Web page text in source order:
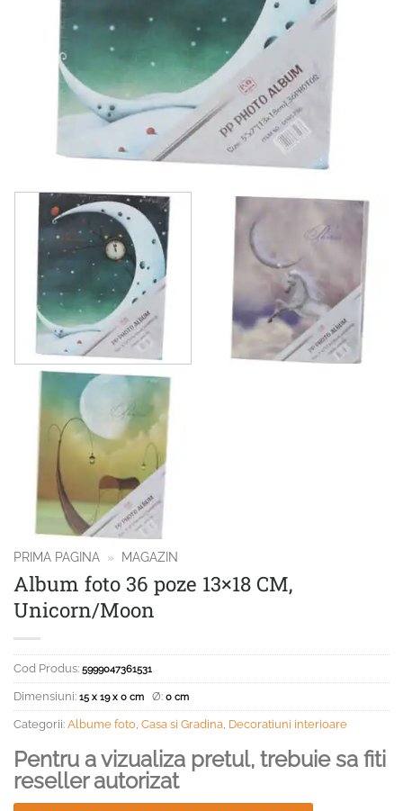
PRIMA PAGINA » MAGAZIN
Album foto 36 poze 13×18 CM,
Unicorn/Moon
Cod Produs: 5999047361531
Dimensiuni: 15 x 19 x 0 cm Ø: 0 cm
Categorii: Albume foto Casa si Gradina Decoratiuni interioare
Pentru a vizualiza pretul, trebuie sa fiti
reseller autorizat